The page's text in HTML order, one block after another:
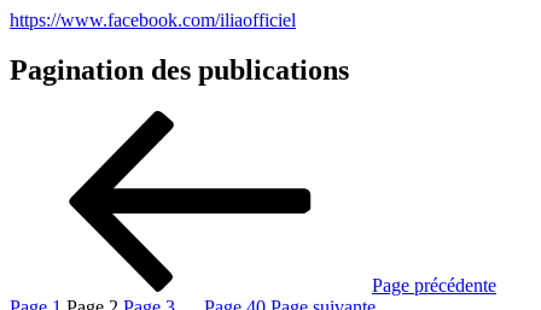
https://www.facebook.com/iliaofficiel
Pagination des publications
Page précédente